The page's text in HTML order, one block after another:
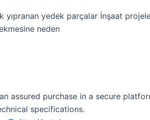
yıpranan yedek parçalar İnşaat
neden
assured purchase in a secure
specifications.